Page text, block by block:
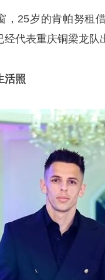
，25岁的肯帕努租
经代表重庆铜梁龙队
活照